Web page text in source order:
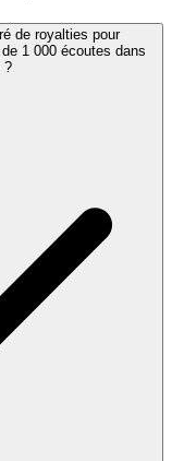
de royalties pour
1 000 écoutes dans
?